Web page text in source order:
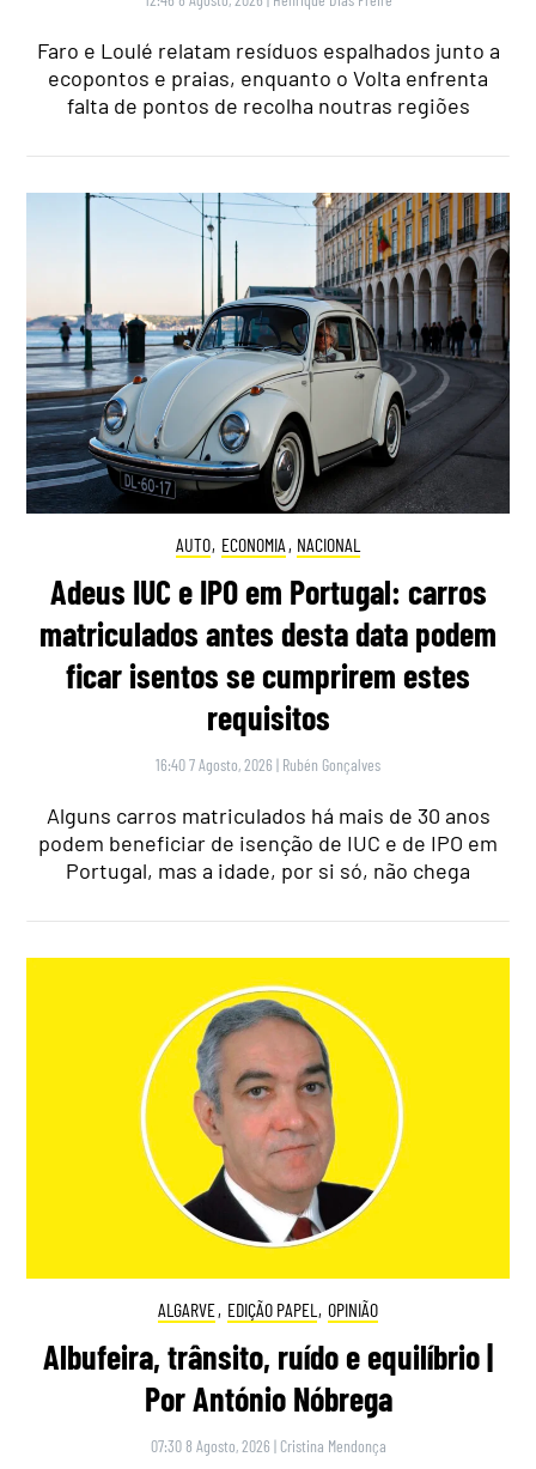
Faro e Loulé relatam resíduos espalhados junto a
ecopontos e praias, enquanto o Volta enfrenta
falta de pontos de recolha noutras regiões
AUTO, ECONOMIA , NACIONAL
Adeus IUC e IPO em Portugal: carros
matriculados antes desta data podem
ficar isentos se cumprirem estes
requisitos
16:40 7 Agosto, 2026 | Rubén Gonçalves
Alguns carros matriculados há mais de 30 anos
podem beneficiar de isenção de IUC e de IPO em
Portugal, mas a idade, por si só, não chega
ALGARVE, EDIÇÃO PAPEL , OPINIÃO
Albufeira, trânsito, ruído e equilíbrio |
Por António Nóbrega
07:30 8 Agosto, 2026 | Cristina Mendonça